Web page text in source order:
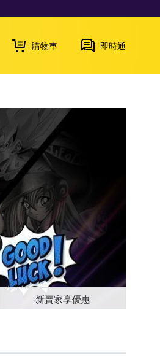
購物車 即時通
新賣家享優惠